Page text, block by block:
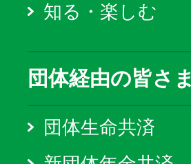
知る・楽しむ
団体経由の皆さま
団体生命共済